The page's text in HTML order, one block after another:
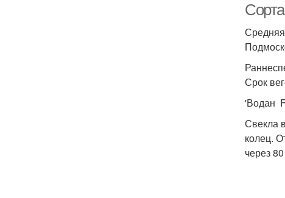
Срок
'Водан
Свекла
колец.
через